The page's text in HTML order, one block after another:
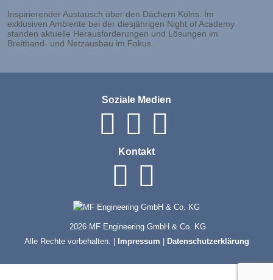
Inspirierender Austausch über den Dächern Kölns: Im
exklusiven Ambiente bei der diesjährigen Night of Academy
standen aktuelle Herausforderungen und Lösungen im
Breitband- und Netzausbau im Fokus.
Soziale Medien
Kontakt
2026 MF Engineering GmbH & Co. KG
Alle Rechte vorbehalten. |
Impressum Datenschutzerklärung